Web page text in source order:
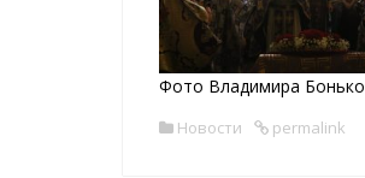
Фото Владимира Бонько
Новости permalink